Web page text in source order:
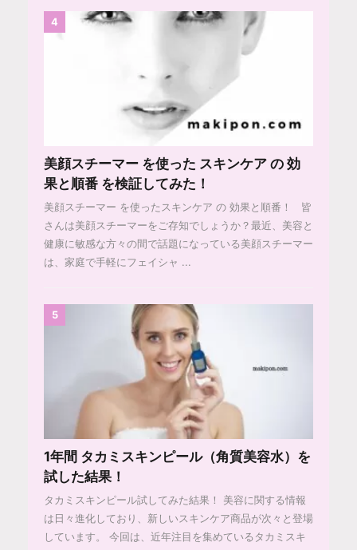
4
美顔スチーマー を使った スキンケア の 効
果と順番 を検証してみた！
美顔スチーマー を使ったスキンケア の 効果と順番！ 皆
さんは美顔スチーマーをご存知でしょうか？最近、美容と
健康に敏感な方々の間で話題になっている美顔スチーマー
は、家庭で手軽にフェイシャ ...
5
1年間 タカミスキンピール（角質美容水）を
試した結果！
タカミスキンピール試してみた結果！ 美容に関する情報
は日々進化しており、新しいスキンケア商品が次々と登場
しています。 今回は、近年注目を集めているタカミスキ